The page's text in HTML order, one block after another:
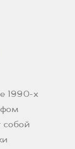
1990-х
собой